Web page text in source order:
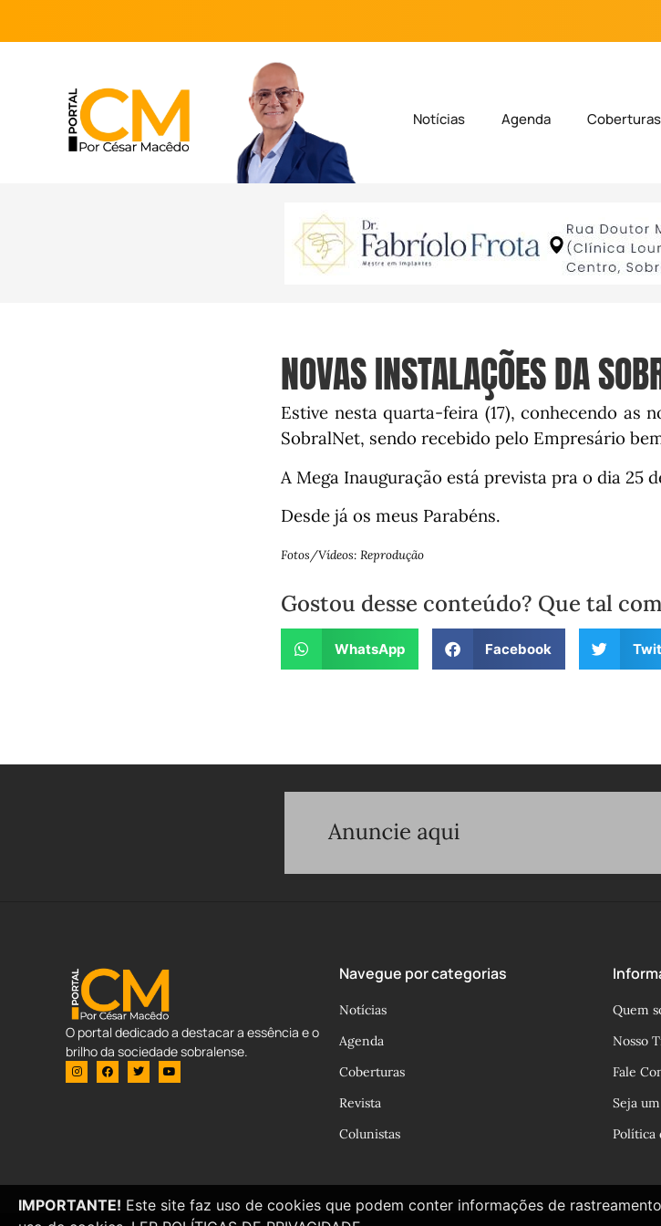
Notícias Agenda Coberturas
NOVAS INSTALAÇÕES DA
Estive nesta quarta-feira (17), conhecendo as
SobralNet, sendo recebido pelo Empresário
A Mega Inauguração está prevista pra o dia 25
Desde já os meus Parabéns.
Fotos/Vídeos: Reprodução
Gostou desse conteúdo? Que tal
WhatsApp Facebook
O portal dedicado a destacar a essência e o
brilho da sociedade sobralense.
Navegue por categorias
Notícias
Agenda
Coberturas
Revista
Colunistas
Quem
Nosso
Fale
Seja
Política
IMPORTANTE! Este site faz uso de cookies que podem conter informações de